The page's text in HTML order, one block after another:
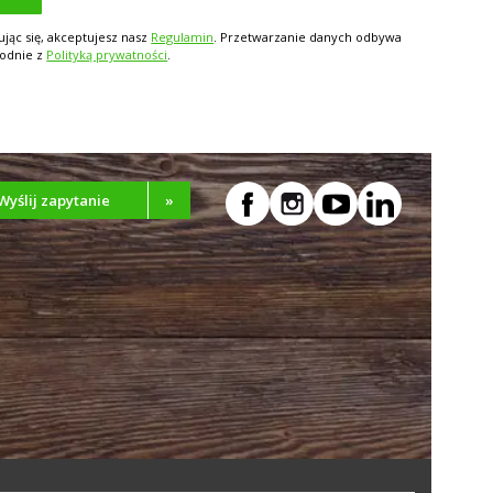
się, akceptujesz nasz Regulamin. Przetwarzanie danych odbywa
z Polityką prywatności.
zapytanie »